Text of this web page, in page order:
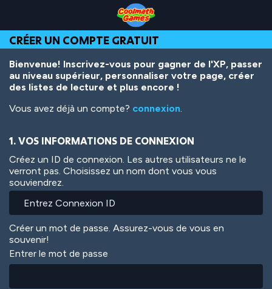
Top
of
Page
Navigation
Main
Content
Footer
contenu
principal
CRÉER UN COMPTE GRATUIT
Bienvenue! Inscrivez-vous pour gagner de l'XP, passer
au niveau supérieur, personnaliser votre page, créer
des listes de lecture et plus encore !
Vous avez déjà un compte? connexion.
1. VOS INFORMATIONS DE CONNEXION
Créez un ID de connexion. Les autres utilisateurs ne le
verront pas. Choisissez un nom dont vous vous
souviendrez.
Créer un mot de passe. Assurez-vous de vous en
souvenir!
Entrer le mot de passe